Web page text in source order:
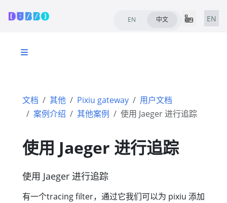
EN 中文 EN
文档 其他 Pixiu gateway
用户文档
案例介绍
其他案例 使用 Jaeger 进行追踪
使用 Jaeger 进行追踪
使用 Jaeger 进行追踪
有一个tracing filter，通过它我们可以为 pixiu 添加